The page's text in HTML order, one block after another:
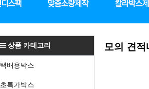
상품 카테고리
택배용박스
초특가박스
모의 견적